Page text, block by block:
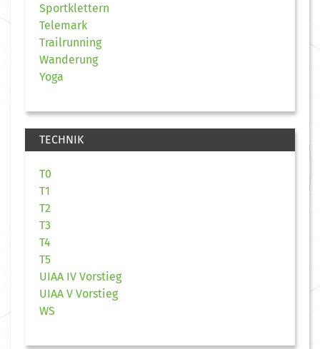
Sportklettern
Telemark
Trailrunning
Wanderung
Yoga
TECHNIK
T0
T1
T2
T3
T4
T5
UIAA IV Vorstieg
UIAA V Vorstieg
WS